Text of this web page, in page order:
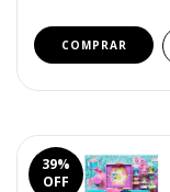
39%
OFF